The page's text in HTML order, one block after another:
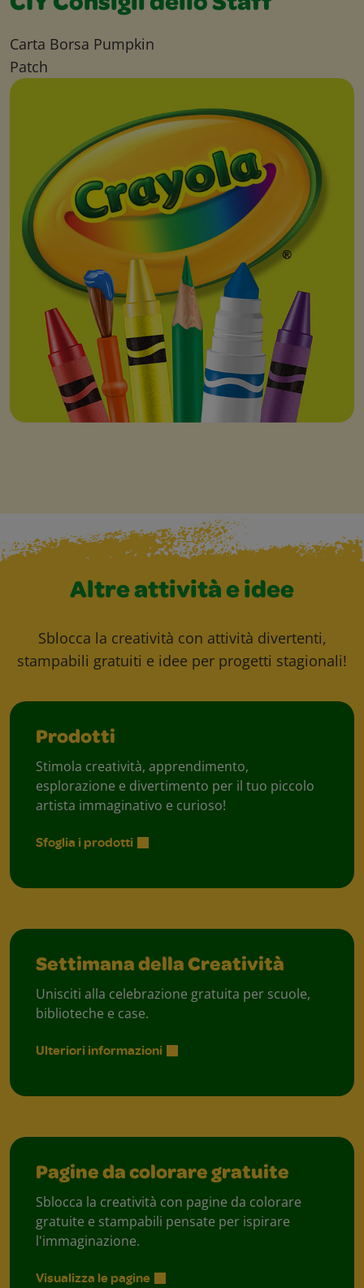
Carta Borsa Pumpkin
Patch
Altre attività e idee
Sblocca la creatività con attività divertenti,
stampabili gratuiti e idee per progetti stagionali!
Prodotti
Stimola creatività, apprendimento,
esplorazione e divertimento per il tuo piccolo
artista immaginativo e curioso!
Sfoglia i prodotti
Settimana della Creatività
Unisciti alla celebrazione gratuita per scuole,
biblioteche e case.
Ulteriori informazioni
Pagine da colorare gratuite
Sblocca la creatività con pagine da colorare
gratuite e stampabili pensate per ispirare
l'immaginazione.
Visualizza le pagine